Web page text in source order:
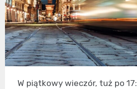
W piątkowy wieczór, tuż po